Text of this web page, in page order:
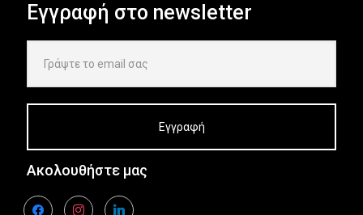
Εγγραφή στο newsletter
Ακολουθήστε μας
facebookinstagramlinkedin